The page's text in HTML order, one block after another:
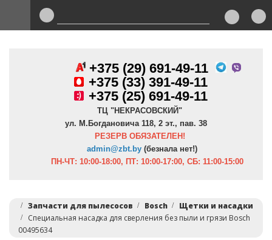
+375 (29) 691-49-11
+375 (33) 391-49-11
+375 (25) 691-49-11
ТЦ "НЕКРАСОВСКИЙ"
ул. М.Богдановича 118, 2 эт., пав. 38
РЕЗЕРВ ОБЯЗАТЕЛЕН!
admin@zbt.by (безнала нет!)
ПН-ЧТ: 10:00-18:00, ПТ: 10:00-17:00, СБ: 11:00-15:00
Запчасти для пылесосов Bosch
Щетки и насадки
Специальная насадка для сверления без пыли и грязи Bosch
00495634